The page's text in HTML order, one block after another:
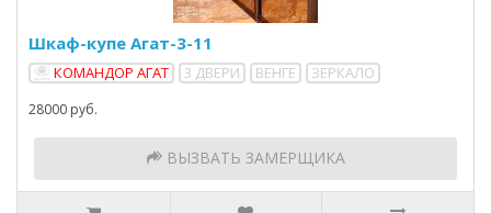
Шкаф-купе Агат-3-11
КОМАНДОР АГАТ 3 ДВЕРИ ВЕНГЕ ЗЕРКАЛО
28000 руб.
ВЫЗВАТЬ ЗАМЕРЩИКА